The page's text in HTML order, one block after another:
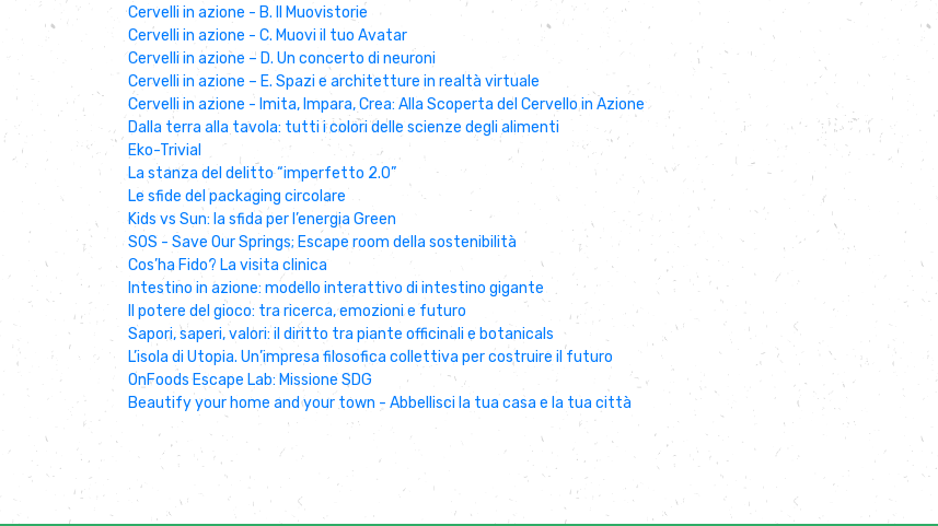
Cervelli in azione - B. Il Muovistorie
Cervelli in azione - C. Muovi il tuo Avatar
Cervelli in azione – D. Un concerto di neuroni
Cervelli in azione – E. Spazi e architetture in realtà virtuale
Cervelli in azione - Imita, Impara, Crea: Alla Scoperta del Cervello in Azione
Dalla terra alla tavola: tutti i colori delle scienze degli alimenti
Eko-Trivial
La stanza del delitto “imperfetto 2.0”
Le sfide del packaging circolare
Kids vs Sun: la sfida per l’energia Green
SOS - Save Our Springs; Escape room della sostenibilità
Cos’ha Fido? La visita clinica
Intestino in azione: modello interattivo di intestino gigante
Il potere del gioco: tra ricerca, emozioni e futuro
Sapori, saperi, valori: il diritto tra piante officinali e botanicals
L’isola di Utopia. Un’impresa filosofica collettiva per costruire il futuro
OnFoods Escape Lab: Missione SDG
Beautify your home and your town - Abbellisci la tua casa e la tua città